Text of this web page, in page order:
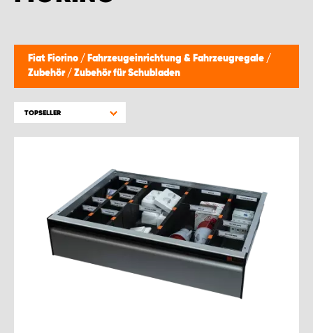
Fiat Fiorino / Fahrzeugeinrichtung & Fahrzeugregale /
Zubehör / Zubehör für Schubladen
TOPSELLER
WORK SYSTEM GERA
WORK SYSTEM HAMBURG
WORK SYSTEM LUDWIGSHAFEN
WORK SYSTEM MÜNCHEN
WORK SYSTEM OSNABRÜCK